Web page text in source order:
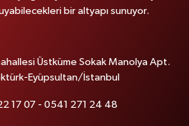
bir altyapı sunuyor.
Üstküme Sokak Manolya Apt.
Eyüpsultan/İstanbul
17 07 - 0541 271 24 48